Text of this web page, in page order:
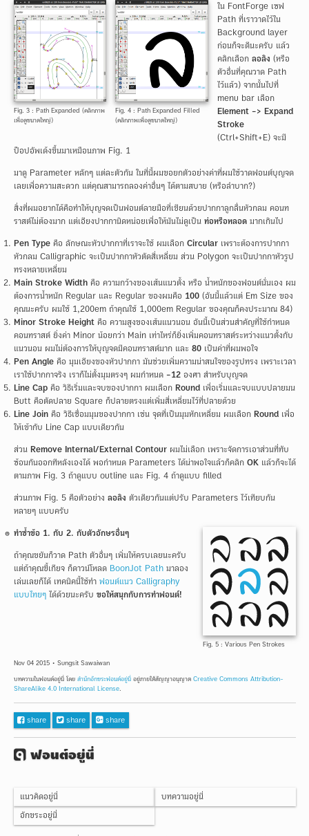
Fig. 3 : Path Expanded (คลิกภาพ
เพื่อดูขนาดใหญ่)
Fig. 4 : Path Expanded Filled
(คลิกภาพเพื่อดูขนาดใหญ่)
ใน FontForge เซฟ
Path ที่เราวาดไว้ใน
Background layer
ก่อนก็จะดีนะครับ แล้ว
คลิกเลือกลอลิง (หรือ
ตัวอื่นที่คุณวาด Path
ไว้แล้ว) จากนั้นไปที่
menu bar เลือก
Element -> Expand
Stroke
(Ctrl+Shift+E) จะมี
ป็อปอัพเด้งขึ้นมาเหมือนภาพ Fig. 1
มาดู Parameter หลักๆ แต่ละตัวกัน ในที่นี้ผมขอยกตัวอย่างค่าที่ผมใช้วาดฟอนต์บุญจด
เลยเพื่อความสะดวก แต่คุณสามารถลองค่าอื่นๆ ได้ตามสบาย (หรือลำบาก?)
สิ่งที่ผมอยากได้คือทำให้บุญจดเป็นฟอนต์ลายมือที่เขียนด้วยปากกาลูกลื่นหัวกลม คอนท
ราสต์ไม่ต้องมาก แต่เอียงปากกานิดหน่อยเพื่อให้มันไม่ดูเป็น ท่อหรือหลอดมากเกินไป
Pen Typeคือ ลักษณะหัวปากกาที่เราจะใช้ ผมเลือก Circularเพราะต้องการปากกา
หัวกลม Calligraphic จะเป็นปากกาหัวตัดสี่เหลี่ยม ส่วน Polygon จะเป็นปากกาหัวรูป
ทรงหลายเหลี่ยม
Main Stroke Widthคือ ความกว้างของเส้นแนวตั้ง หรือ น้ำหนักของฟอนต์นั่นเอง ผม
ต้องการน้ำหนัก Regular และ Regular ของผมคือ 100(อันนี้แล้วแต่ Em Size ของ
คุณนะครับ ผมใช้ 1,200em ถ้าคุณใช้ 1,000em Regular ของคุณก็คงประมาณ 84)
Minor Stroke Heightคือ ความสูงของเส้นแนวนอน อันนี้เป็นส่วนสำคัญที่ใช้กำหนด
คอนทราสต์ ยิ่งค่า Minor น้อยกว่า Main เท่าไหร่ก็ยิ่งเพิ่มคอนทราสต์ระหว่างแนวตั้งกับ
แนวนอน ผมไม่ต้องการให้บุญจดมีคอนทราสต์มาก และ 80เป็นค่าที่ผมพอใจ
Pen Angleคือ มุมเอียงของหัวปากกา มันช่วยเพิ่มความน่าสนใจของรูปทรง เพราะเวลา
เราใช้ปากกาจริง เราก็ไม่ตั้งมุมตรงๆ ผมกำหนด -12องศา สำหรับบุญจด
Line Capคือ วิธีเริ่มและจบของปากกา ผมเลือก Roundเพื่อเริ่มและจบแบบปลายมน
Butt คือตัดปลาย Square ก็ปลายตรงแต่เพิ่มสี่เหลี่ยมไว้ที่ปลายด้วย
Line Joinคือ วิธีเชื่อมมุมของปากกา เช่น จุดที่เป็นมุมหักเหลี่ยม ผมเลือก Roundเพื่อ
ให้เข้ากับ Line Cap แบบเดียวกัน
ส่วน Remove Internal/External Contourผมไม่เลือก เพราะจัดการเอาส่วนที่ทับ
ซ้อนกันออกทีหลังเองได้ พอกำหนด Parameters ได้น่าพอใจแล้วก็คลิก OKแล้วก็จะได้
ตามภาพ Fig. 3 ถ้าดูแบบ outline และ Fig. 4 ถ้าดูแบบ filled
ส่วนภาพ Fig. 5 คือตัวอย่าง ลอลิง ตัวเดียวกันแต่ปรับ Parameters ไว้เทียบกัน
หลายๆ แบบครับ
Fig. 5 : Various Pen Strokes
ทำซ้ำข้อ 1. กับ 2. กับตัวอักษรอื่นๆ
ถ้าคุณขยันก็วาด Path ตัวอื่นๆ เพิ่มให้ครบเลยนะครับ
แต่ถ้าคุณขี้เกียจ ก็ดาวน์โหลด BoonJot Pathมาลอง
เล่นเลยก็ได้ เทคนิคนี้ใช้ทำ ฟอนต์แนว Calligraphy
แบบไทยๆได้ด้วยนะครับ ขอให้สนุกกับการทำฟอนต์!
Nov 04 2015 • Sungsit Sawaiwan
บทความในฟอนต์อยู่นี่โดย สำนักอักขระฟอนต์อยู่นี่อยู่ภายใต้สัญญาอนุญาต Creative Commons Attribution-
ShareAlike 4.0 International License.
Facebook share Twitter share Google+ share
fontuniฟอนต์อยู่นี่
เมนู
อยู่
หน้า
แรก
แนวคิดอยู่นี่ บทความอยู่นี่
อักขระอยู่นี่